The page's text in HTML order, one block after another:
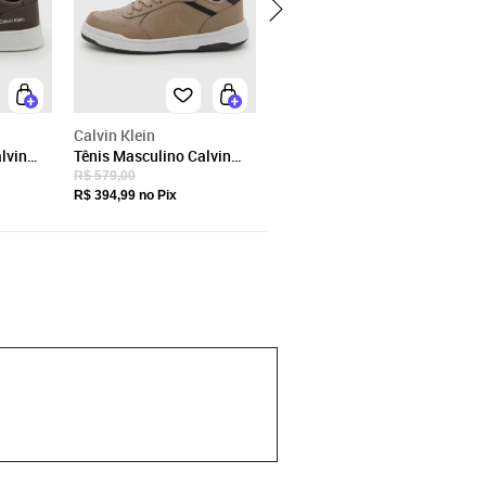
Calvin Klein
Tênis Masculino Calvin
Klein Couro Court Bege
R$ 579,00
R$ 394,99 no Pix